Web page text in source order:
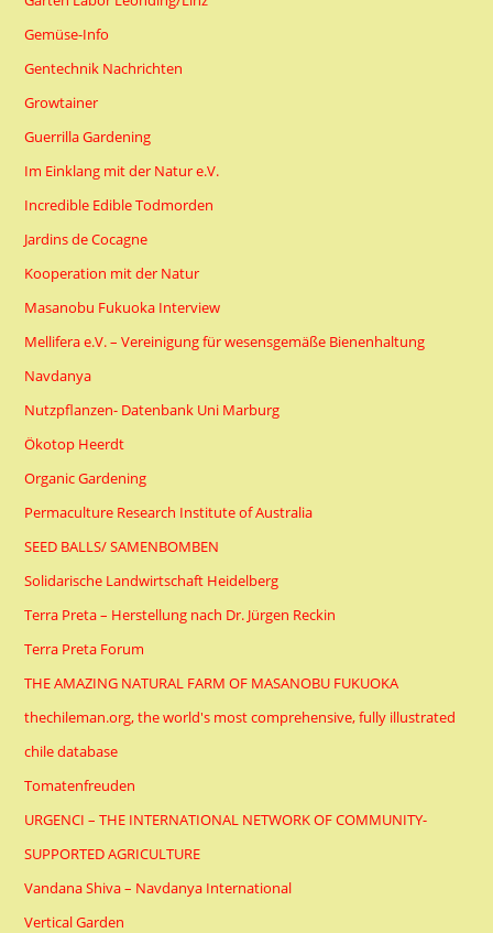
Gemüse-Info
Gentechnik Nachrichten
Growtainer
Guerrilla Gardening
Im Einklang mit der Natur e.V.
Incredible Edible Todmorden
Jardins de Cocagne
Kooperation mit der Natur
Masanobu Fukuoka Interview
Mellifera e.V. – Vereinigung für wesensgemäße Bienenhaltung
Navdanya
Nutzpflanzen- Datenbank Uni Marburg
Ökotop Heerdt
Organic Gardening
Permaculture Research Institute of Australia
SEED BALLS/ SAMENBOMBEN
Solidarische Landwirtschaft Heidelberg
Terra Preta – Herstellung nach Dr. Jürgen Reckin
Terra Preta Forum
THE AMAZING NATURAL FARM OF MASANOBU FUKUOKA
thechileman.org, the world's most comprehensive, fully illustrated
chile database
Tomatenfreuden
URGENCI – THE INTERNATIONAL NETWORK OF COMMUNITY-
SUPPORTED AGRICULTURE
Vandana Shiva – Navdanya International
Vertical Garden